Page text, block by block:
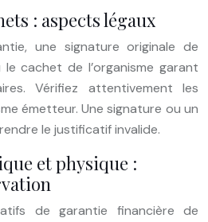
: aspects légaux
une signature originale de
le cachet de l’organisme garant
Vérifiez attentivement les
émetteur. Une signature ou un
le justificatif invalide.
et physique :
de garantie financière de